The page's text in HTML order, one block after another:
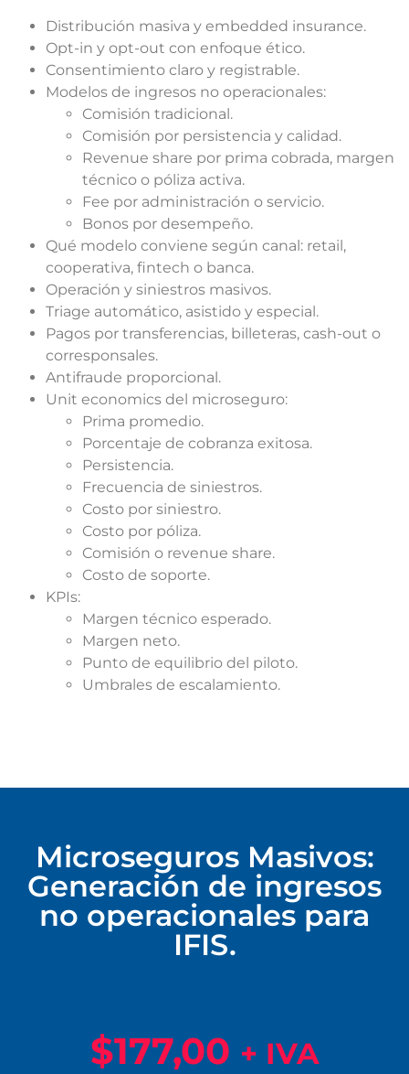
Distribución masiva y embedded insurance.
Opt-in y opt-out con enfoque ético.
Consentimiento claro y registrable.
Modelos de ingresos no operacionales:
Comisión tradicional.
Comisión por persistencia y calidad.
Revenue share por prima cobrada, margen
técnico o póliza activa.
Fee por administración o servicio.
Bonos por desempeño.
Qué modelo conviene según canal: retail,
cooperativa, fintech o banca.
Operación y siniestros masivos.
Triage automático, asistido y especial.
Pagos por transferencias, billeteras, cash-out o
corresponsales.
Antifraude proporcional.
Unit economics del microseguro:
Prima promedio.
Porcentaje de cobranza exitosa.
Persistencia.
Frecuencia de siniestros.
Costo por siniestro.
Costo por póliza.
Comisión o revenue share.
Costo de soporte.
KPIs:
Margen técnico esperado.
Margen neto.
Punto de equilibrio del piloto.
Umbrales de escalamiento.
Microseguros Masivos:
Generación de ingresos
no operacionales para
IFIS.
$177,00 + IVA